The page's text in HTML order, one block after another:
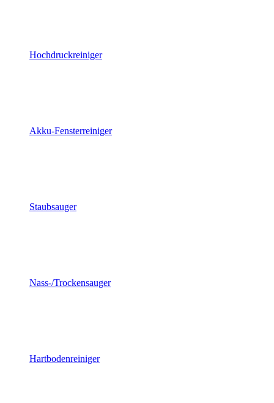
Hochdruckreiniger
Akku-Fensterreiniger
Staubsauger
Nass-/Trockensauger
Hartbodenreiniger